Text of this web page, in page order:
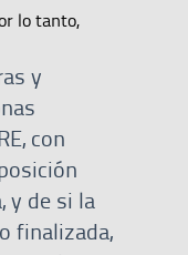
lo tanto,
y
con
y de si la
finalizada,